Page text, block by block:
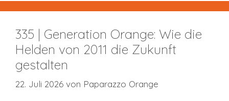
335 | Generation Orange: Wie die
Helden von 2011 die Zukunft
gestalten
22. Juli 2026 von Paparazzo Orange